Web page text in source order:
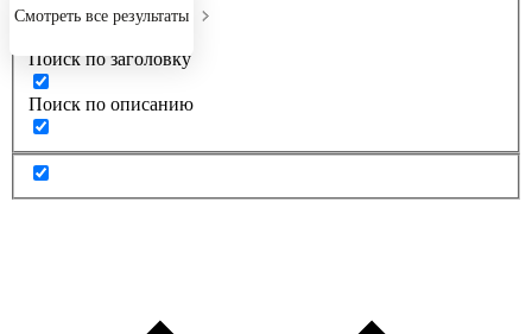
Смотреть все результаты
Точное совпадение
Поиск по заголовку
Поиск по описанию